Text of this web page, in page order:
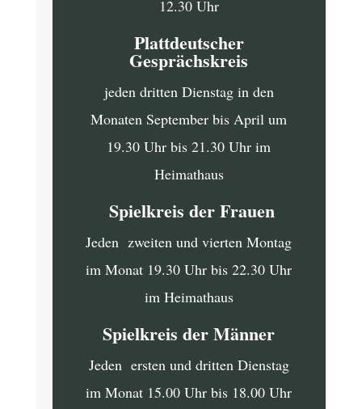
12.30 Uhr
Plattdeutscher
Gesprächskreis
jeden dritten Dienstag in den
Monaten September bis April um
19.30 Uhr bis 21.30 Uhr im
Heimathaus
Spielkreis der Frauen
Jeden zweiten und vierten Montag
im Monat 19.30 Uhr bis 22.30 Uhr
im Heimathaus
Spielkreis der Männer
Jeden ersten und dritten Dienstag
im Monat 15.00 Uhr bis 18.00 Uhr